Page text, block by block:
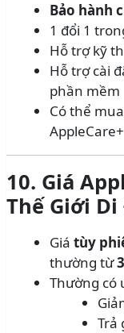
Bảo hành
1 đổi 1
Hỗ trợ kỹ
Hỗ trợ cài
phần mềm
Có thể
10. Giá
Thế Giới
Giá tùy
thường từ
Thường có
Trả